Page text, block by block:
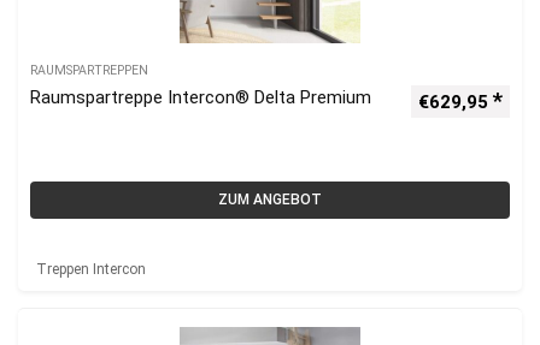
RAUMSPARTREPPEN
Raumspartreppe Intercon® Delta Premium €629,95
ZUM ANGEBOT
Treppen Intercon